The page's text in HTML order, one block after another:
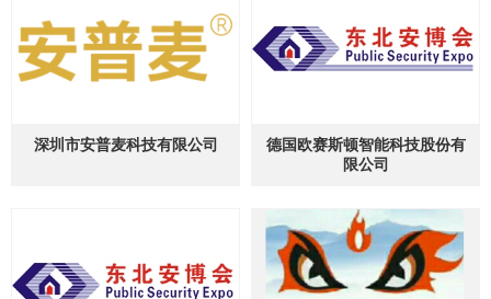
深圳市安普麦科技有限公司
德国欧赛斯顿智能科技股份有
限公司